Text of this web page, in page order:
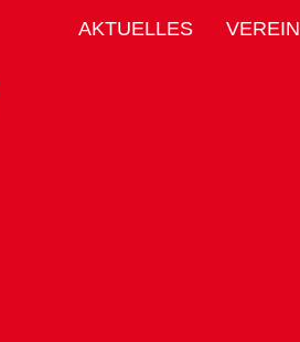
AKTUELLES VEREIN